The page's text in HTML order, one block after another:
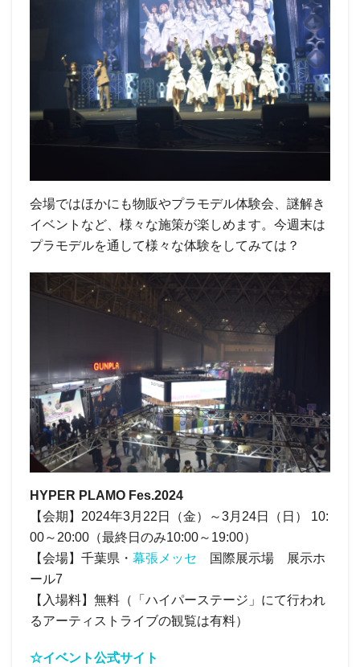
会場ではほかにも物販やプラモデル体験会、謎解き
イベントなど、様々な施策が楽しめます。今週末は
プラモデルを通して様々な体験をしてみては？
HYPER PLAMO Fes.2024
【会期】2024年3月22日（金）～3月24日（日） 10:
00～20:00（最終日のみ10:00～19:00）
【会場】千葉県・ 幕張メッセ 国際展示場 展示ホ
ール7
【入場料】無料（「ハイパーステージ」にて行われ
るアーティストライブの観覧は有料）
☆イベント公式サイト